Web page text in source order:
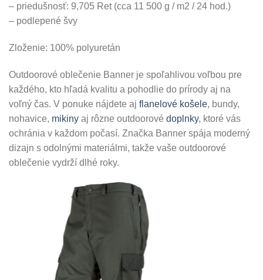
– priedušnosť: 9,705 Ret (cca 11 500 g / m2 / 24 hod.)
– podlepené švy
Zloženie: 100% polyuretán
Outdoorové oblečenie Banner je spoľahlivou voľbou pre
každého, kto hľadá kvalitu a pohodlie do prírody aj na
voľný čas. V ponuke nájdete aj flanelové košele, bundy,
nohavice, mikiny aj rôzne outdoorové doplnky, ktoré vás
ochránia v každom počasí. Značka Banner spája moderný
dizajn s odolnými materiálmi, takže vaše outdoorové
oblečenie vydrží dlhé roky.